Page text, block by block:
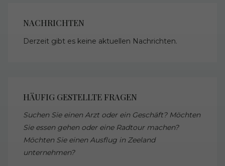
NACHRICHTEN
Derzeit gibt es keine aktuellen Nachrichten.
HÄUFIG GESTELLTE FRAGEN
Suchen Sie einen Arzt oder ein Geschäft? Möchten
Sie essen gehen oder eine Radtour machen?
Möchten Sie einen Ausflug in Zeeland
unternehmen?